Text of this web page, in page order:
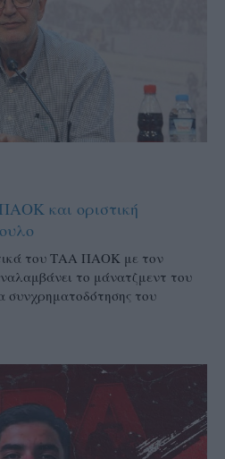
και οριστική
του ΤΑΑ ΠΑΟΚ με τον
το μάνατζμεντ του
συνχρηματοδότησης του